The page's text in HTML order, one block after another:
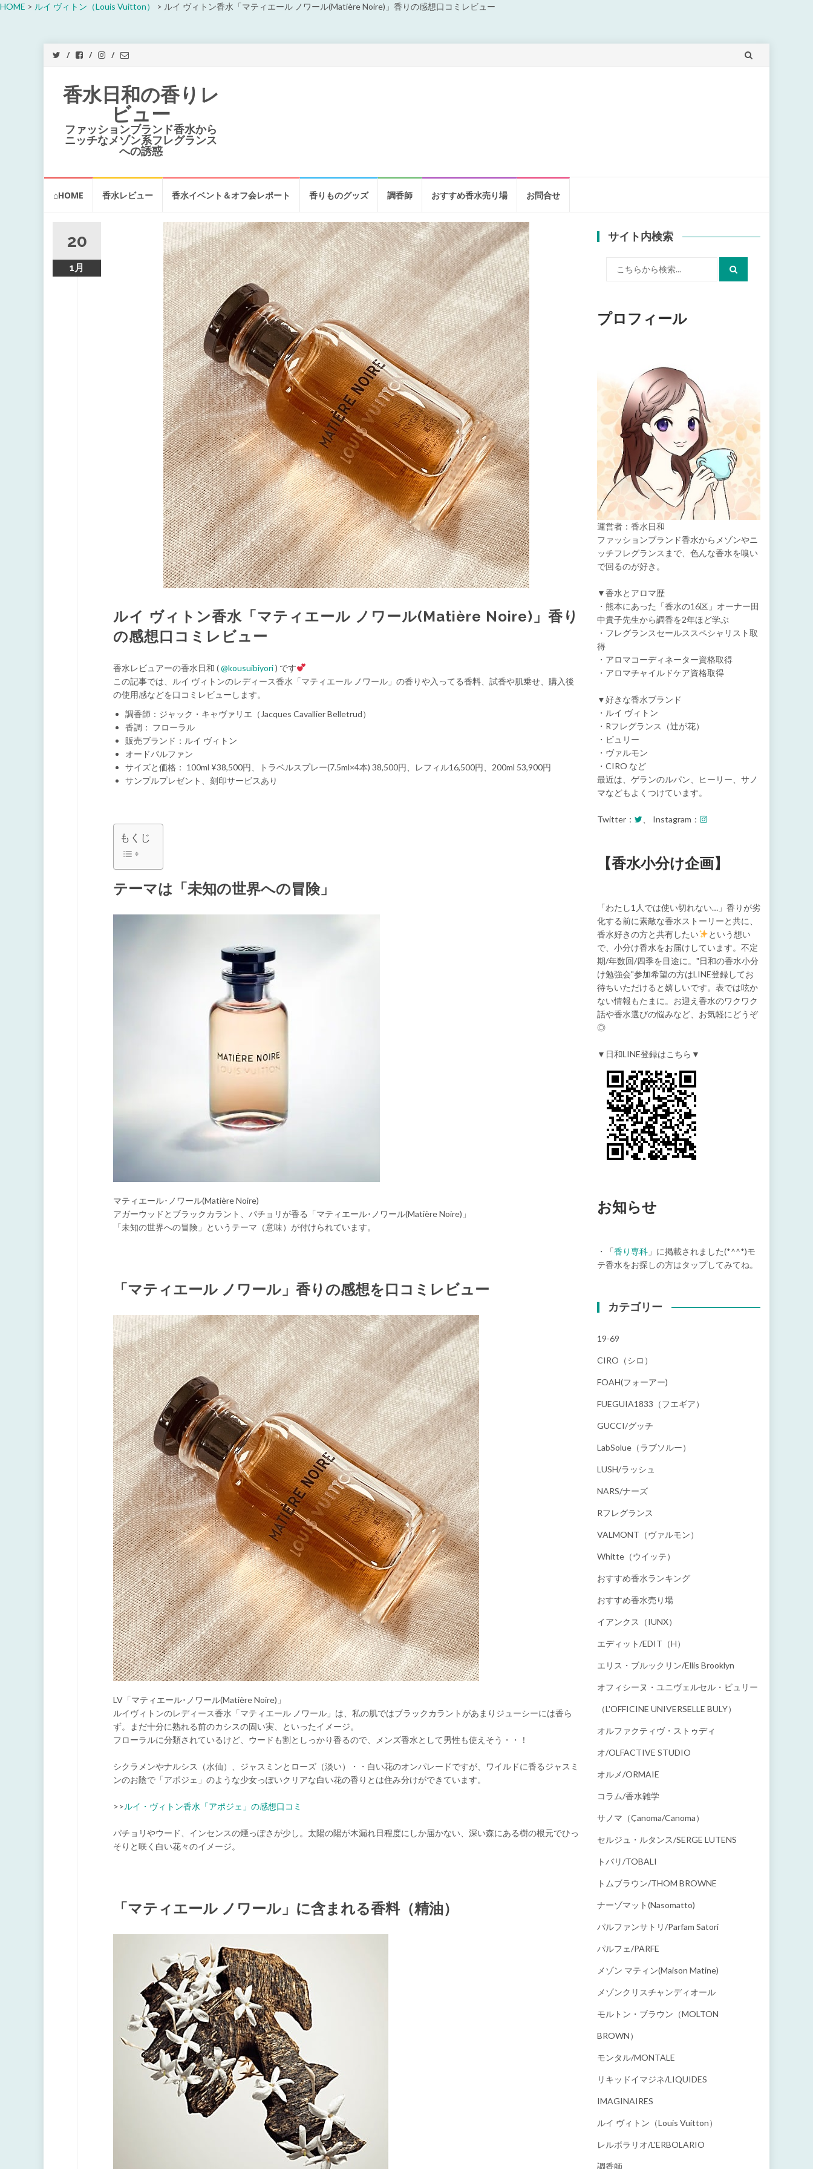
HOME > ルイ ヴィトン（Louis Vuitton） > ルイ ヴィトン香水「マティエール ノワール(Matière Noire)」香りの感想口コミレビュー
香水日和の香りレ
ビュー
ファッションブランド香水から
ニッチなメゾン系フレグランス
への誘惑
⌂HOME 香水レビュー 香水イベント＆オフ会レポート 香りものグッズ 調香師 おすすめ香水売り場 お問合せ
20
1月
ルイ ヴィトン香水「マティエール ノワール(Matière Noire)」香り
の感想口コミレビュー
香水レビュアーの香水日和 (@kousuibiyori) です
この記事では、ルイ ヴィトンのレディース香水「マティエール ノワール」の香りや入ってる香料、試香や肌乗せ、購入後
の使用感などを口コミレビューします。
調香師：ジャック・キャヴァリエ（Jacques Cavallier Belletrud）
香調： フローラル
販売ブランド：ルイ ヴィトン
オードパルファン
サイズと価格： 100ml ¥38,500円、トラベルスプレー(7.5ml×4本) 38,500円、レフィル16,500円、200ml 53,900円
サンプルプレゼント、刻印サービスあり
もくじ
テーマは「未知の世界への冒険」
マティエール･ノワール(Matière Noire)
アガーウッドとブラックカラント、パチョリが香る「マティエール･ノワール(Matière Noire)」
「未知の世界への冒険」というテーマ（意味）が付けられています。
「マティエール ノワール」香りの感想を口コミレビュー
LV「マティエール･ノワール(Matière Noire)」
ルイヴィトンのレディース香水「マティエール ノワール」は、私の肌ではブラックカラントがあまりジューシーには香ら
ず。まだ十分に熟れる前のカシスの固い実、といったイメージ。
フローラルに分類されているけど、ウードも割としっかり香るので、メンズ香水として男性も使えそう・・！
シクラメンやナルシス（水仙）、ジャスミンとローズ（淡い）・・白い花のオンパレードですが、ワイルドに香るジャスミ
ンのお陰で「アポジェ」のような少女っぽいクリアな白い花の香りとは住み分けができています。
>>ルイ・ヴィトン香水「アポジェ」の感想口コミ
パチョリやウード、インセンスの煙っぽさが少し。太陽の陽が木漏れ日程度にしか届かない、深い森にある樹の根元でひっ
そりと咲く白い花々のイメージ。
「マティエール ノワール」に含まれる香料（精油）
サイト内検索
プロフィール
運営者：香水日和
ファッションブランド香水からメゾンやニ
ッチフレグランスまで、色んな香水を嗅い
で回るのが好き。
▼香水とアロマ歴
・熊本にあった「香水の16区」オーナー田
中貴子先生から調香を2年ほど学ぶ
・フレグランスセールススペシャリスト取
得
・アロマコーディネーター資格取得
・アロマチャイルドケア資格取得
▼好きな香水ブランド
・ルイ ヴィトン
・Rフレグランス（辻が花）
・ビュリー
・ヴァルモン
・CIRO など
最近は、ゲランのルパン、ヒーリー、サノ
マなどもよくつけています。
Twitter： 、 Instagram：
【香水小分け企画】
「わたし1人では使い切れない…」香りが劣
化する前に素敵な香水ストーリーと共に、
香水好きの方と共有したい
という想い
で、小分け香水をお届けしています。不定
期/年数回/四季を目途に。"日和の香水小分
け勉強会"参加希望の方はLINE登録してお
待ちいただけると嬉しいです。表では呟か
ない情報もたまに。お迎え香水のワクワク
話や香水選びの悩みなど、お気軽にどうぞ
◎
▼日和LINE登録はこちら▼
お知らせ
・「香り専科 」に掲載されました(*^^*)モ
テ香水をお探しの方はタップしてみてね。
カテゴリー
19-69
CIRO（シロ）
FOAH(フォーアー)
FUEGUIA1833（フエギア）
GUCCI/グッチ
LabSolue（ラブソルー）
LUSH/ラッシュ
NARS/ナーズ
Rフレグランス
VALMONT（ヴァルモン）
Whitte（ウイッテ）
おすすめ香水ランキング
おすすめ香水売り場
イアンクス（IUNX）
エディット/EDIT（h）
エリス・ブルックリン/Ellis Brooklyn
オフィシーヌ・ユニヴェルセル・ビュリー
（L'OFFICINE UNIVERSELLE BULY）
オルファクティヴ・ストゥディ
オ/OLFACTIVE STUDIO
オルメ/ORMAIE
コラム/香水雑学
サノマ（çanoma/canoma）
セルジュ・ルタンス/SERGE LUTENS
トバリ/TOBALI
トムブラウン/THOM BROWNE
ナーゾマット(Nasomatto)
パルファンサトリ/parfam Satori
パルフェ/PARFE
メゾン マティン(Maison Matine)
メゾンクリスチャンディオール
モルトン・ブラウン（MOLTON
BROWN）
モンタル/MONTALE
リキッドイマジネ/LIQUIDES
IMAGINAIRES
ルイ ヴィトン（Louis Vuitton）
レルボラリオ/L'ERBOLARIO
調香師